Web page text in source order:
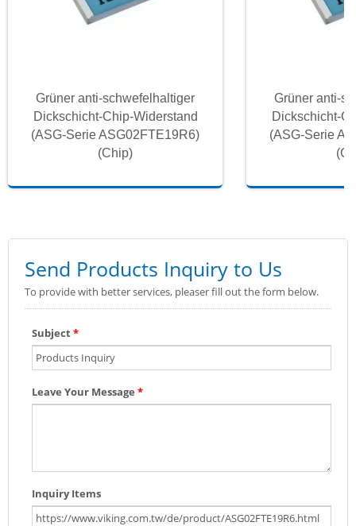
Grüner anti-schwefelhaltiger
Dickschicht-Chip-Widerstand
(ASG-Serie ASG02FTE19R6)
(Chip)
Grüner anti-
Dickschicht-
(ASG-Serie